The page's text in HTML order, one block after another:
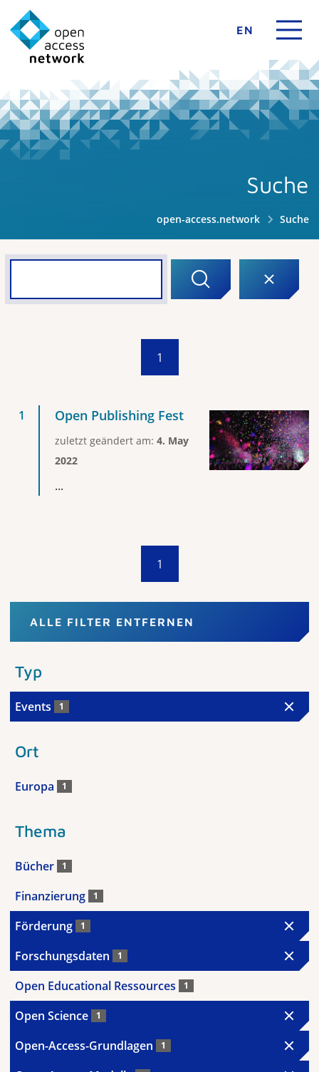
EN
Suche
open-access.network Suche
1
Open Publishing Fest
zuletzt geändert am: 4. May
2022
...
1
ALLE FILTER ENTFERNEN
Typ
Events 1
Ort
Europa 1
Thema
Bücher 1
Finanzierung 1
Förderung 1
Forschungsdaten 1
Open Educational Ressources 1
Open Science 1
Open-Access-Grundlagen 1